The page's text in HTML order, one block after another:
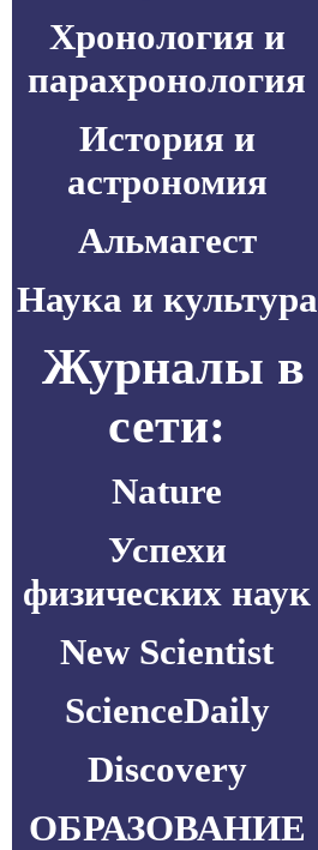
Хронология и
парахронология
История и
астрономия
Альмагест
Наука и культура
Журналы в
сети:
Nature
Успехи
физических наук
New Scientist
ScienceDaily
Discovery
ОБРАЗОВАНИЕ